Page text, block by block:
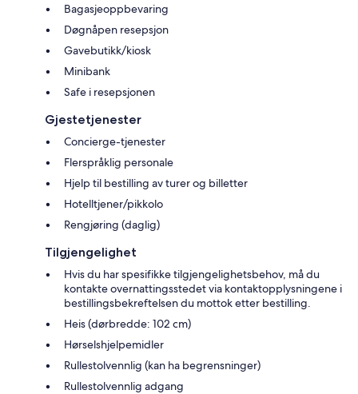
Bagasjeoppbevaring
Døgnåpen resepsjon
Gavebutikk/kiosk
Minibank
Safe i resepsjonen
Gjestetjenester
Concierge-tjenester
Flerspråklig personale
Hjelp til bestilling av turer og billetter
Hotelltjener/pikkolo
Rengjøring (daglig)
Tilgjengelighet
Hvis du har spesifikke tilgjengelighetsbehov, må du
kontakte overnattingsstedet via kontaktopplysningene i
bestillingsbekreftelsen du mottok etter bestilling.
Heis (dørbredde: 102 cm)
Hørselshjelpemidler
Rullestolvennlig (kan ha begrensninger)
Rullestolvennlig adgang